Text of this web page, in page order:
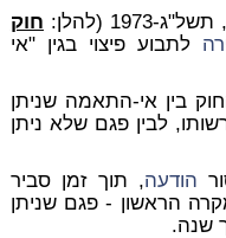
, תשל"ג-1973 (להלן:
חוק
לתבוע פיצוי בגין "אי
בין אי-התאמה שניתן
לבין פגם שלא ניתן
הודעה, תוך זמן סביר
הראשון - פגם שניתן
שנה.